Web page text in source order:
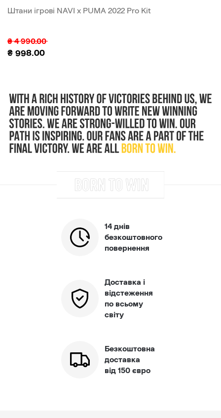
Штани ігрові NAVI x PUMA 2022 Pro Kit
₴ 4 990.00
₴ 998.00
14 днів
безкоштовного
повернення
Доставка і
відстеження
по всьому
світу
Безкоштовна
доставка
від 150 євро